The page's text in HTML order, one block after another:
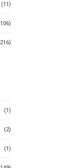
(11)
(1)
(2)
(1)